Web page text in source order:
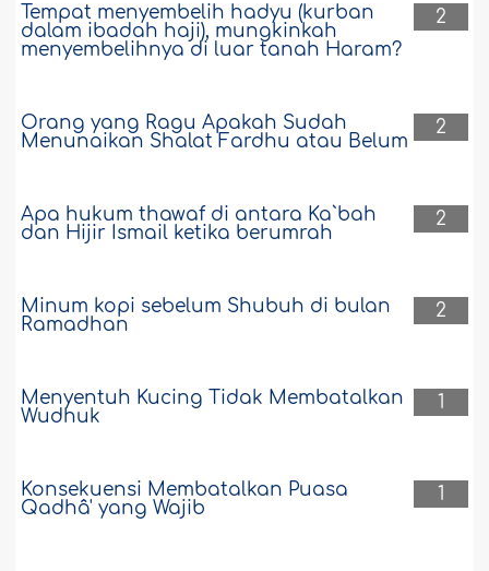
mesjid tempat kami shalat, terdapat
banyak mushaf yang diwakafkan untuk
mesjid sebagaimana yang ada di
orang yang membutuhkannya, karena
langkanya mushaf di negara ini?..
6671 20-5-2026
Apa perbedaan antara judi dan riba?..
2
Tempat menyembelih hadyu (kurban
dalam ibadah haji), mungkinkah
menyembelihnya di luar tanah Haram?
2
Orang yang Ragu Apakah Sudah
Menunaikan Shalat Fardhu atau Belum
2
Apa hukum thawaf di antara Ka`bah
dan Hijir Ismail ketika berumrah
2
Minum kopi sebelum Shubuh di bulan
Ramadhan
1
Menyentuh Kucing Tidak Membatalkan
Wudhuk
1
Konsekuensi Membatalkan Puasa
Qadhâ' yang Wajib